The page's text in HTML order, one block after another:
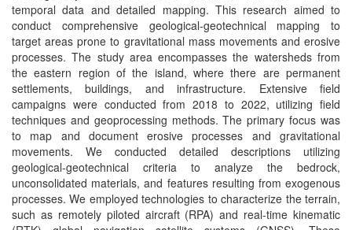
temporal data and detailed mapping. This research aimed to
conduct comprehensive geological-geotechnical mapping to
target areas prone to gravitational mass movements and erosive
processes. The study area encompasses the watersheds from
the eastern region of the island, where there are permanent
settlements, buildings, and infrastructure. Extensive field
campaigns were conducted from 2018 to 2022, utilizing field
techniques and geoprocessing methods. The primary focus was
to map and document erosive processes and gravitational
movements. We conducted detailed descriptions utilizing
geological-geotechnical criteria to analyze the bedrock,
unconsolidated materials, and features resulting from exogenous
processes. We employed technologies to characterize the terrain,
such as remotely piloted aircraft (RPA) and real-time kinematic